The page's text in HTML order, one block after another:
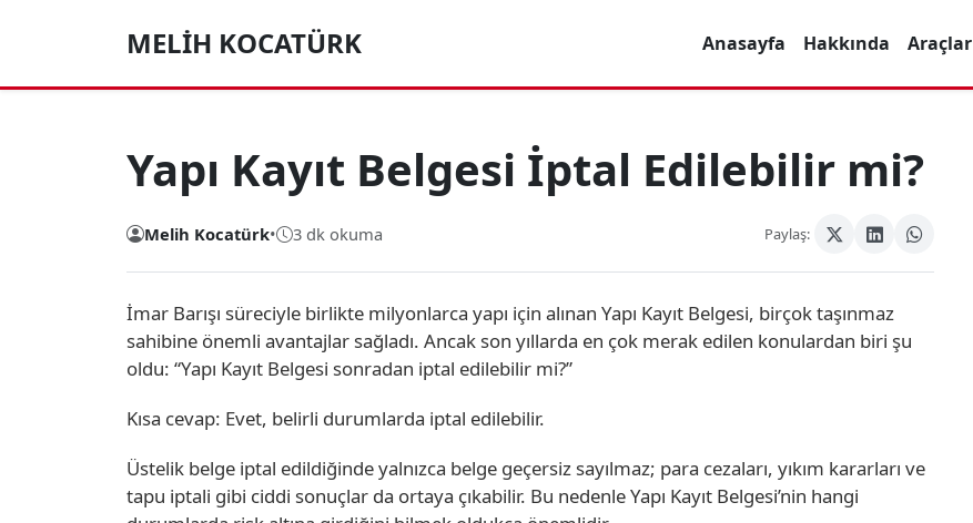
MELIH KOCATÜRK Anasayfa Hakkında Araçlar
Yapı Kayıt Belgesi İptal Edilebilir mi?
Melih Kocatürk• 3 dk okuma Paylaş:
İmar Barışı süreciyle birlikte milyonlarca yapı için alınan Yapı Kayıt Belgesi, birçok taşınmaz
sahibine önemli avantajlar sağladı. Ancak son yıllarda en çok merak edilen konulardan biri şu
oldu: “Yapı Kayıt Belgesi sonradan iptal edilebilir mi?”
Kısa cevap: Evet, belirli durumlarda iptal edilebilir.
Üstelik belge iptal edildiğinde yalnızca belge geçersiz sayılmaz; para cezaları, yıkım kararları ve
tapu iptali gibi ciddi sonuçlar da ortaya çıkabilir. Bu nedenle Yapı Kayıt Belgesi’nin hangi